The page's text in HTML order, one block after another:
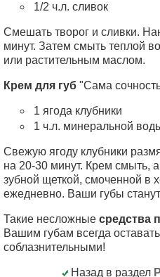
1/2 ч.л. сливок
Смешать творог и сливки.
минут. Затем смыть теплой
или растительным маслом.
Крем для губ "Сама
1 ягода клубники
1 ч.л. минеральной
Свежую ягоду клубники
на 20-30 минут. Крем смыть,
зубной щеткой, смоченной в
ежедневно. Ваши губы
Такие несложные средства
Вашим губам всегда
соблазнительными!
Назад в раздел